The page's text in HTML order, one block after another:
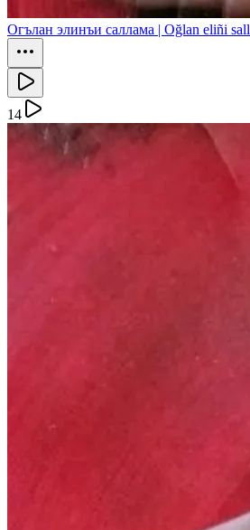
Огълан элинъи саллама | Oğlan eliñi
14